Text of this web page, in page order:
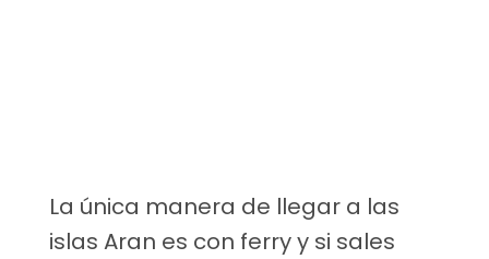
La única manera de llegar a las
islas Aran es con ferry y si sales